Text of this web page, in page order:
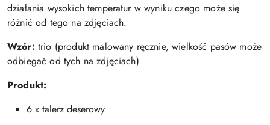
działania wysokich temperatur w wyniku czego może się
różnić od tego na zdjęciach.
Wzór: trio (produkt malowany ręcznie, wielkość pasów może
odbiegać od tych na zdjęciach)
Produkt:
6 x talerz deserowy